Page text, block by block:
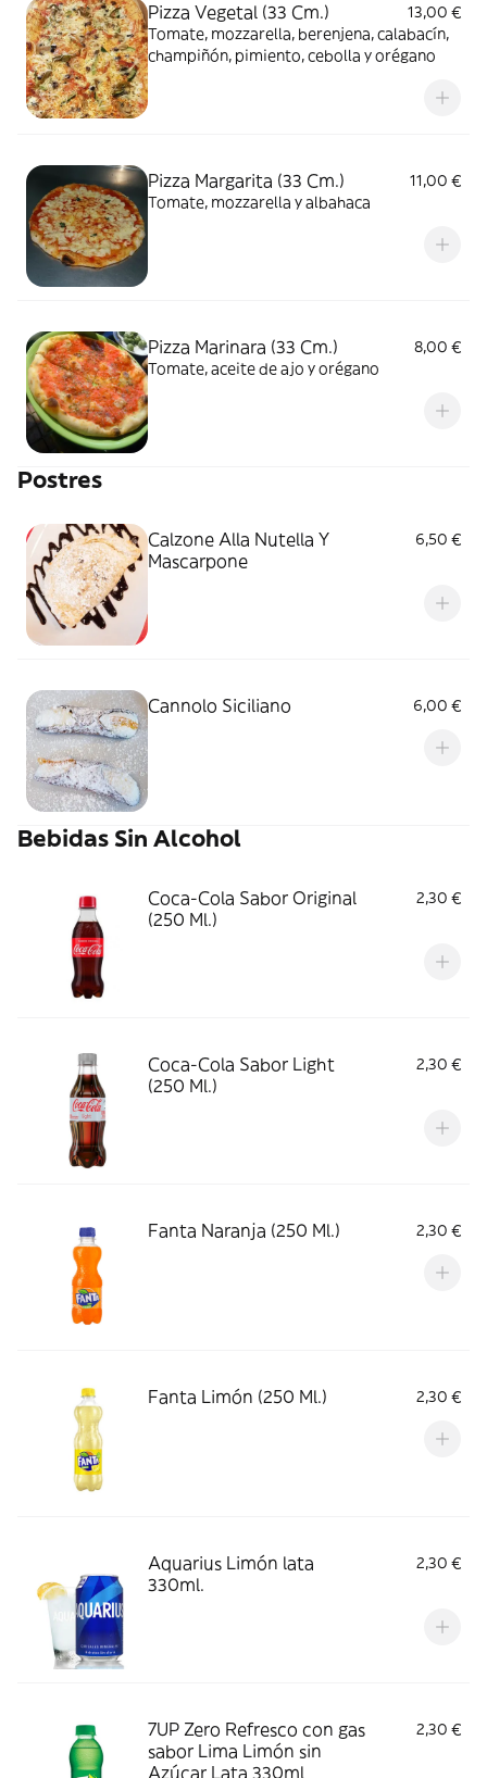
Pizza Vegetal (33 Cm.)
13,00 €
Tomate, mozzarella, berenjena, calabacín,
champiñón, pimiento, cebolla y orégano
Pizza Margarita (33 Cm.)
11,00 €
Tomate, mozzarella y albahaca
Pizza Marinara (33 Cm.)
8,00 €
Tomate, aceite de ajo y orégano
Postres
Calzone Alla Nutella Y
Mascarpone
6,50 €
Cannolo Siciliano 6,00 €
Bebidas Sin Alcohol
Coca-Cola Sabor Original
(250 Ml.)
2,30 €
Coca-Cola Sabor Light
(250 Ml.)
2,30 €
Fanta Naranja (250 Ml.) 2,30 €
Fanta Limón (250 Ml.) 2,30 €
Aquarius Limón lata
330ml.
2,30 €
7UP Zero Refresco con gas
sabor Lima Limón sin
Azúcar Lata 330ml
2,30 €